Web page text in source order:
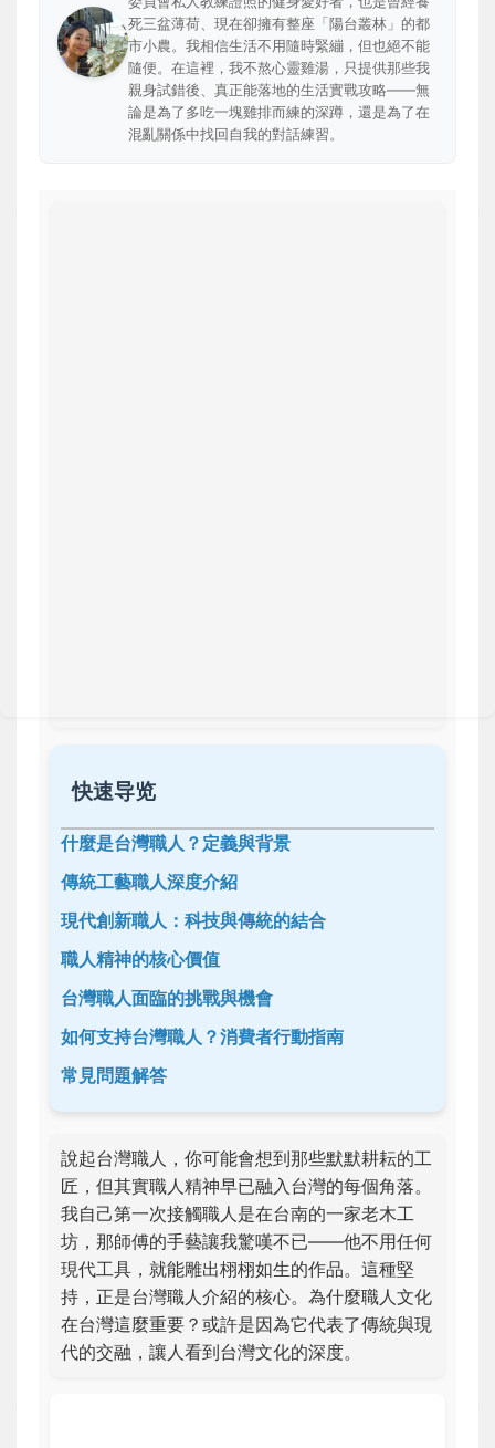
死三盆薄荷、現在卻擁有整座「陽台叢林」的都
市小農。我相信生活不用隨時緊繃，但也絕不能
隨便。在這裡，我不熬心靈雞湯，只提供那些我
親身試錯後、真正能落地的生活實戰攻略——無
論是為了多吃一塊雞排而練的深蹲，還是為了在
混亂關係中找回自我的對話練習。
快速导览
什麼是台灣職人？定義與背景
傳統工藝職人深度介紹
現代創新職人：科技與傳統的結合
職人精神的核心價值
台灣職人面臨的挑戰與機會
如何支持台灣職人？消費者行動指南
常見問題解答
說起台灣職人，你可能會想到那些默默耕耘的工
匠，但其實職人精神早已融入台灣的每個角落。
我自己第一次接觸職人是在台南的一家老木工
坊，那師傅的手藝讓我驚嘆不已——他不用任何
現代工具，就能雕出栩栩如生的作品。這種堅
持，正是台灣職人介紹的核心。為什麼職人文化
在台灣這麼重要？或許是因為它代表了傳統與現
代的交融，讓人看到台灣文化的深度。